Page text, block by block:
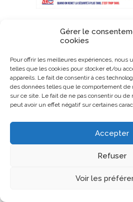
Gérer le
cookies
Pour offrir les meilleures expériences, nous
telles que les cookies pour stocker et/ou
appareils. Le fait de consentir à ces
des données telles que le comportement de
sur ce site. Le fait de ne pas consentir ou
peut avoir un effet négatif sur certaines
Accepter
Refuser
Voir les